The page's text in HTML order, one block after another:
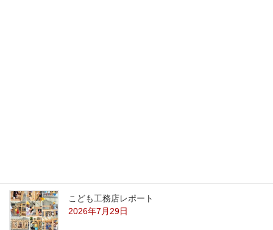
こども工務店レポート
2026年7月29日